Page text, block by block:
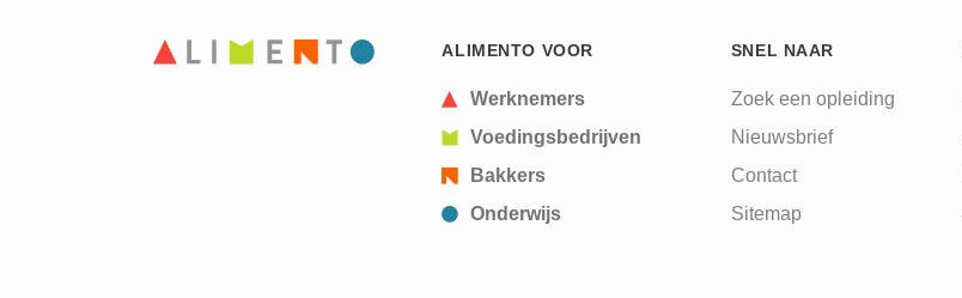
ALIMENTO VOOR
Werknemers
Voedingsbedrijven
Bakkers
Onderwijs
SNEL NAAR
Zoek een opleiding
Nieuwsbrief
Contact
Sitemap